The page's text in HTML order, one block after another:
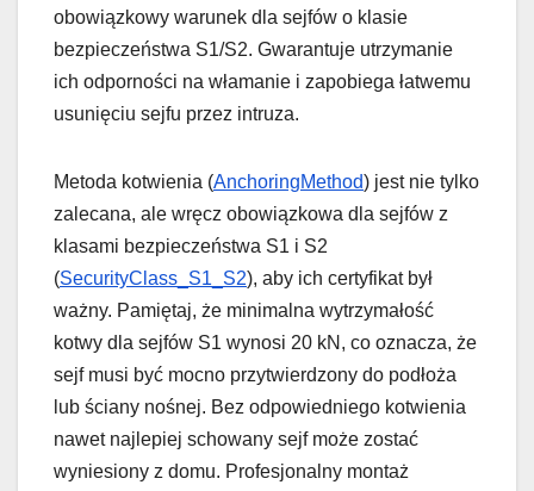
obowiązkowy warunek dla sejfów o klasie
bezpieczeństwa S1/S2. Gwarantuje utrzymanie
ich odporności na włamanie i zapobiega łatwemu
usunięciu sejfu przez intruza.
Metoda kotwienia (AnchoringMethod) jest nie tylko
zalecana, ale wręcz obowiązkowa dla sejfów z
klasami bezpieczeństwa S1 i S2
(SecurityClass_S1_S2), aby ich certyfikat był
ważny. Pamiętaj, że minimalna wytrzymałość
kotwy dla sejfów S1 wynosi 20 kN, co oznacza, że
sejf musi być mocno przytwierdzony do podłoża
lub ściany nośnej. Bez odpowiedniego kotwienia
nawet najlepiej schowany sejf może zostać
wyniesiony z domu. Profesjonalny montaż